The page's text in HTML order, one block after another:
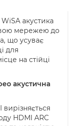
акустика
мережею до
що усуває
для
на стійці
акустична
HDMI ARC